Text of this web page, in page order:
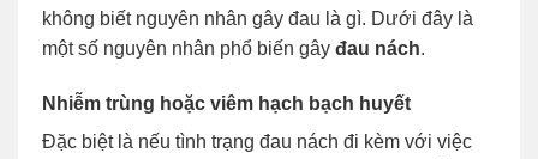
không biết nguyên nhân gây đau là gì. Dưới đây là
một số nguyên nhân phổ biến gây đau nách.
Nhiễm trùng hoặc viêm hạch bạch huyết
Đặc biệt là nếu tình trạng đau nách đi kèm với việc